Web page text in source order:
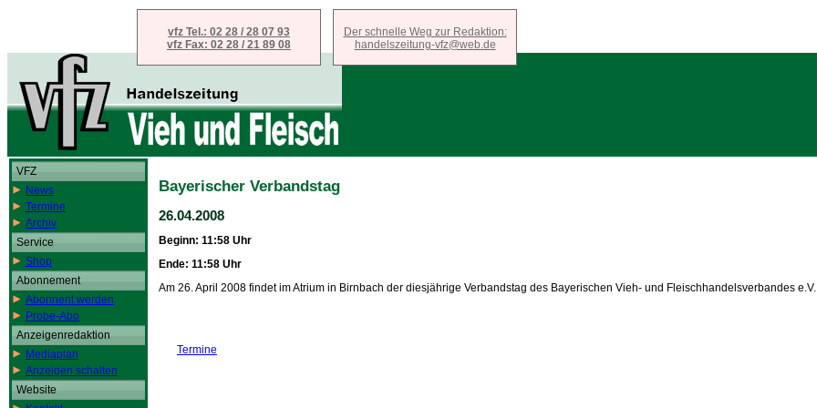
VFZ
News
Termine
Archiv
Service
Shop
Abonnement
Abonnent werden
Probe-Abo
Anzeigenredaktion
Mediaplan
Anzeigen schalten
Website
Bayerischer Verbandstag
26.04.2008
Beginn: 11:58 Uhr
Ende: 11:58 Uhr
Am 26. April 2008 findet im Atrium in Birnbach der diesjährige Verbandstag des Bayerischen Vieh- und Fleischhandelsverbandes e.V.
Termine
vfz Tel.: 02 28 / 28 07 93
vfz Fax: 02 28 / 21 89 08
Der schnelle Weg zur Redaktion:
handelszeitung-vfz@web.de